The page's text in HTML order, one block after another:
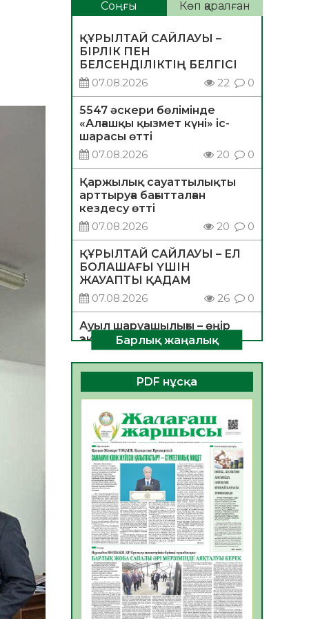
Соңғы Көп қаралған
ҚҰРЫЛТАЙ САЙЛАУЫ –
БІРЛІК ПЕН
БЕЛСЕНДІЛІКТІҢ БЕЛГІСІ
07.08.2026
22 0
5547 әскери бөлімінде
«Алғашқы қызмет күні» іс-
шарасы өтті
07.08.2026
20 0
Қаржылық сауаттылықты
арттыруға бағытталған
кездесу өтті
07.08.2026
20 0
ҚҰРЫЛТАЙ САЙЛАУЫ – ЕЛ
БОЛАШАҒЫ ҮШІН
ЖАУАПТЫ ҚАДАМ
07.08.2026
26 0
Ауыл шаруашылығы – өңір
экономикасының негізгі
тірегі
06.08.2026
35 0
ҚОҒАМДЫҚ БЕЛСЕНДІЛІК –
ЕЛ ДАМУЫНЫҢ НЕГІЗІ
06.08.2026
32
ҚҰРЫЛТАЙ САЙЛАУЫ –
БОЛАШАҚҚА БАСТАР
ЖАУАПТЫ ТАҢДАУ
06.08.2026
35
Инфекциялық ауруларға
қарсы иммундау
жұмыстарының тиімділігі
06.08.2026
36
Көкжөтел ауруы туралы
Барлық жаңалық
PDF нұсқа